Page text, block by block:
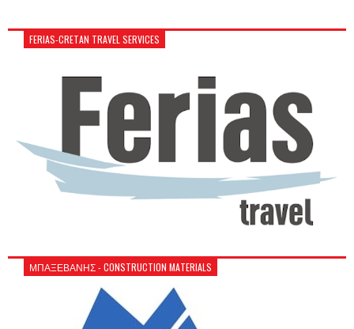
FERIAS-CRETAN TRAVEL SERVICES
ΜΠΑΞΕΒΑΝΗΣ - CONSTRUCTION MATERIALS